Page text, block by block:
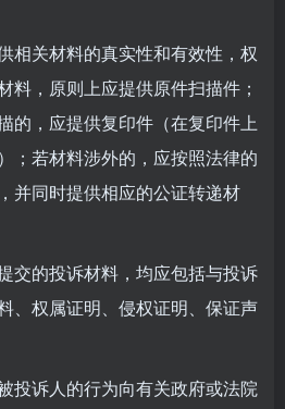
相关材料的真实性和有效性，权
料，原则上应提供原件扫描件；
的，应提供复印件（在复印件上
；若材料涉外的，应按照法律的
并同时提供相应的公证转递材
交的投诉材料，均应包括与投诉
、权属证明、侵权证明、保证声
投诉人的行为向有关政府或法院